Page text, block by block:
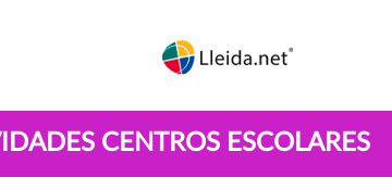
CENTROS ESCOLARES